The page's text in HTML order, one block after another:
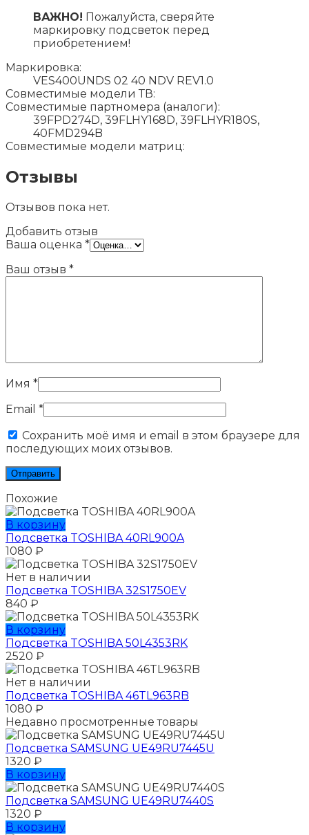
ВАЖНО! Пожалуйста, сверяйте
маркировку подсветок перед
приобретением!
Маркировка:
VES400UNDS 02 40 NDV REV1.0
Совместимые модели ТВ:
Совместимые партномера (аналоги):
39FPD274D, 39FLHY168D, 39FLHYR180S,
40FMD294B
Совместимые модели матриц:
Отзывы
Отзывов пока нет.
Добавить отзыв
Ваша оценка *
Ваш отзыв *
Имя *
Email *
Сохранить моё имя и email в этом браузере для
последующих моих отзывов.
Похожие
В корзину
Подсветка TOSHIBA 40RL900A
1080 ₽
Нет в наличии
Подсветка TOSHIBA 32S1750EV
840 ₽
В корзину
Подсветка TOSHIBA 50L4353RK
2520 ₽
Нет в наличии
Подсветка TOSHIBA 46TL963RB
1080 ₽
Недавно просмотренные товары
Подсветка SAMSUNG UЕ49RU7445U
1320 ₽
В корзину
Подсветка SAMSUNG UЕ49RU7440S
1320 ₽
В корзину